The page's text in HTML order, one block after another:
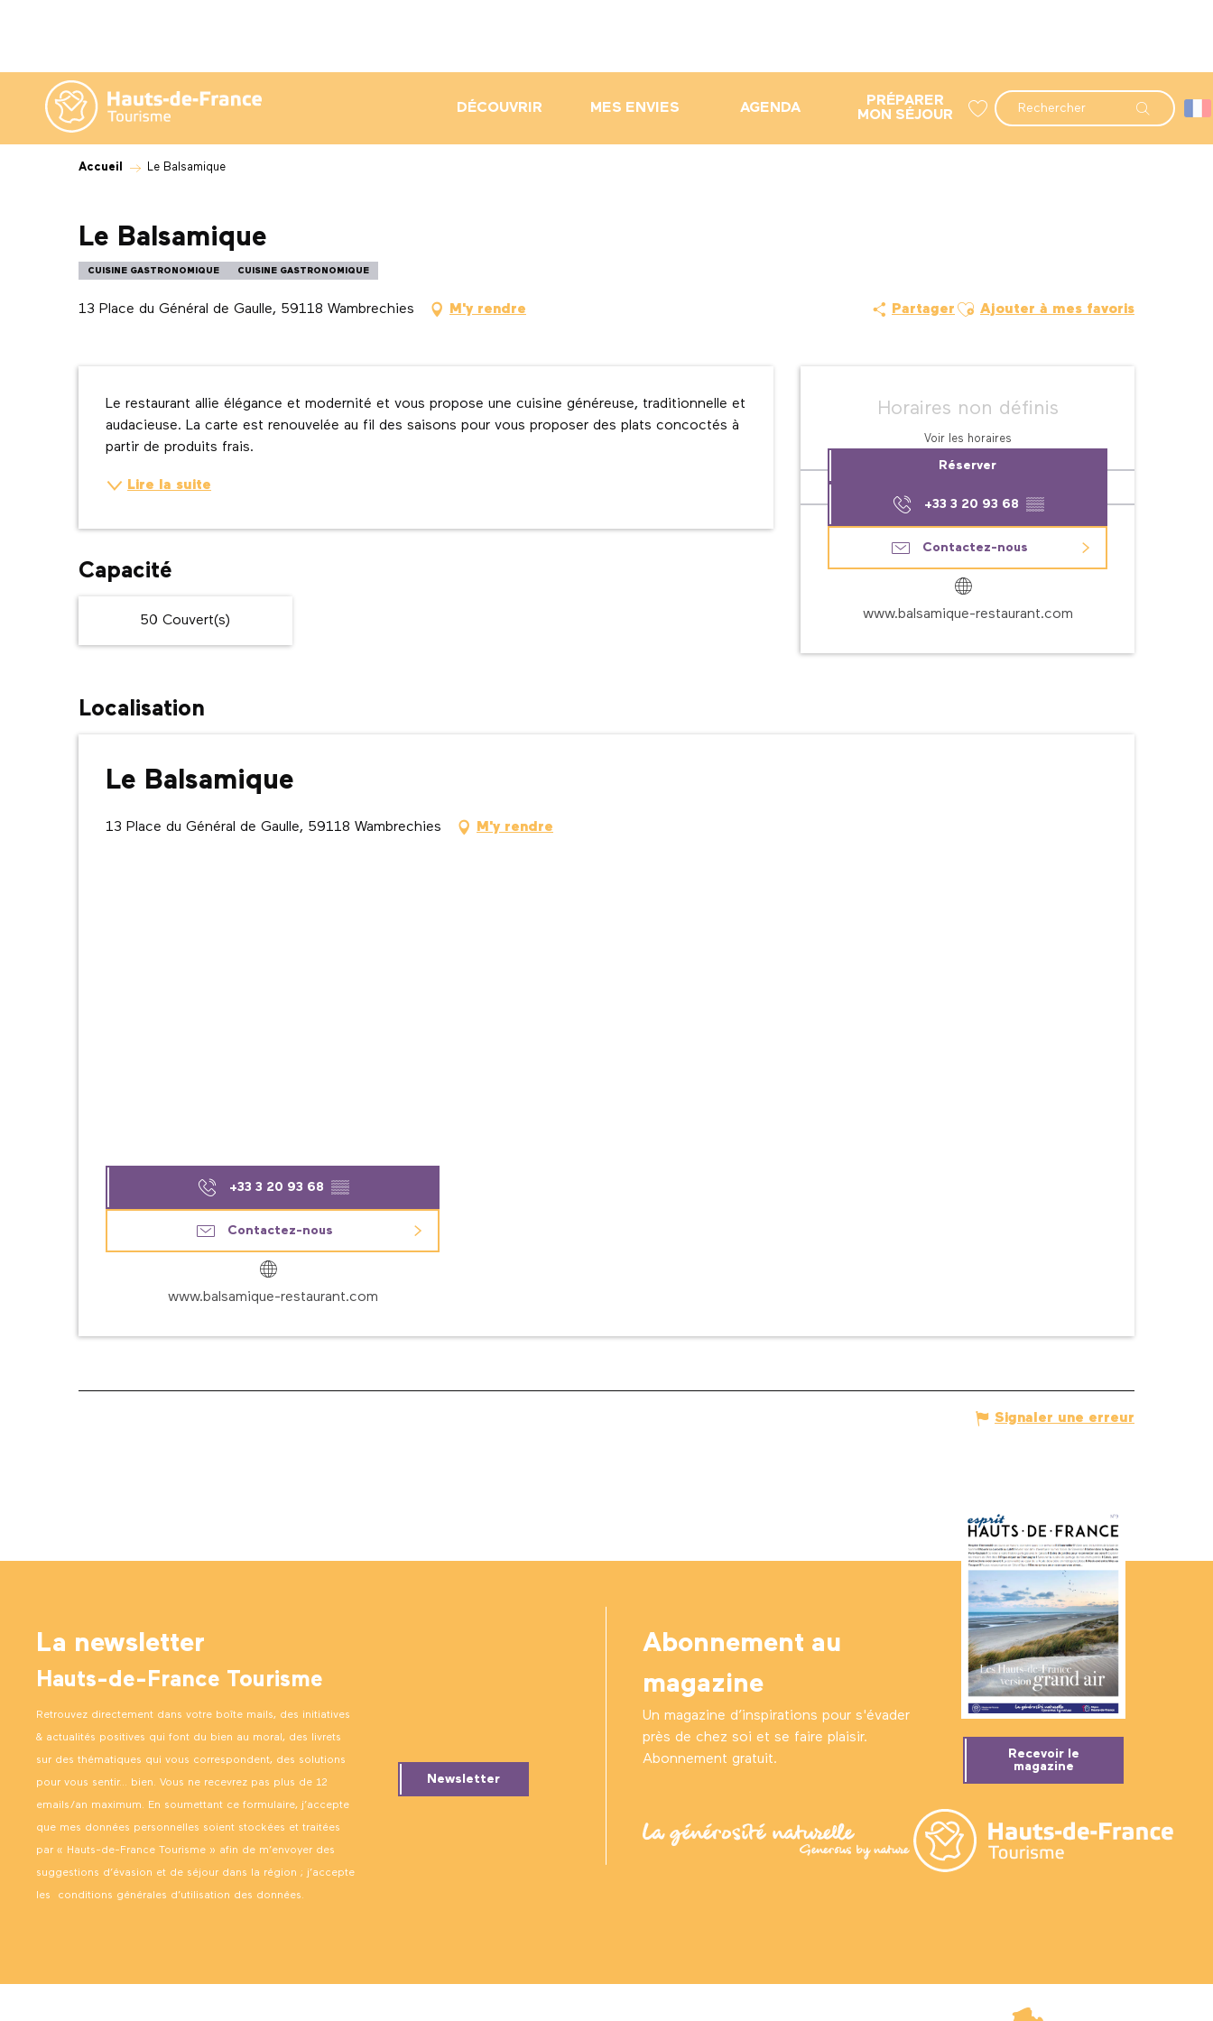
contenu
principal
Recherche
DÉCOUVRIR MES ENVIES AGENDA
PRÉPARER
MON SÉJOUR
Accueil Le Balsamique
Le Balsamique
CUISINE GASTRONOMIQUE CUISINE GASTRONOMIQUE
13 Place du Général de Gaulle, 59118 Wambrechies M'y rendre Partager Ajouter aux favoris
Ajouter à mes favoris
Ouverture et
Horaires non définis
Voir les horaires
Réserver
+33 3 20 93 68 ▒▒
Contactez-nous
www.balsamique-restaurant.com
Description
Le restaurant allie élégance et modernité et vous propose une cuisine généreuse, traditionnelle et
audacieuse. La carte est renouvelée au fil des saisons pour vous proposer des plats concoctés à
partir de produits frais.
Lire la suite
Capacité
50 Couvert(s)
Localisation
Le Balsamique
13 Place du Général de Gaulle, 59118 Wambrechies M'y rendre
+33 3 20 93 68 ▒▒
Contactez-nous
www.balsamique-restaurant.com
Signaler une erreur
La newsletter
Hauts-de-France Tourisme
Retrouvez directement dans votre boîte mails, des initiatives
& actualités positives qui font du bien au moral, des livrets
sur des thématiques qui vous correspondent, des solutions
pour vous sentir… bien. Vous ne recevrez pas plus de 12
emails/an maximum. En soumettant ce formulaire, j’accepte
que mes données personnelles soient stockées et traitées
par « Hauts-de-France Tourisme » afin de m’envoyer des
suggestions d’évasion et de séjour dans la région ; j’accepte
les conditions générales d’utilisation des données.
Newsletter
Abonnement au
magazine
Un magazine d’inspirations pour s'évader
près de chez soi et se faire plaisir.
Abonnement gratuit.
Recevoir le
magazine